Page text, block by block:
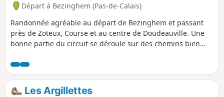
Départ à Bezinghem (Pas-de-Calais)
Randonnée agréable au départ de Bezinghem et passant
près de Zoteux, Course et au centre de Doudeauville. Une
bonne partie du circuit se déroule sur des chemins bien
que traversée de Doudeauville, sur une route qui longe
agréablement la Course. Les monts apportent un dénivelé
raisonnable à cette randonnée familiale.
Les Argillettes